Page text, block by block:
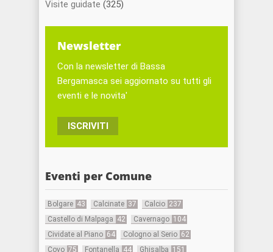
Visite guidate (325)
Newsletter
Con la newsletter di Bassa
Bergamasca sei aggiornato su tutti gli
eventi e le novita'
ISCRIVITI
Eventi per Comune
Bolgare 43 Calcinate 37 Calcio 237
Castello di Malpaga 42 Cavernago 104
Cividate al Piano 64 Cologno al Serio 62
Covo 75 Fontanella 44 Ghisalba 151